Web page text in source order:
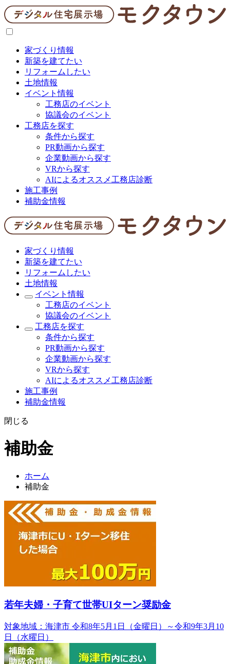
家づくり情報
新築を建てたい
リフォームしたい
土地情報
イベント情報
工務店のイベント
協議会のイベント
工務店を探す
条件から探す
PR動画から探す
企業動画から探す
VRから探す
AIによるオススメ工務店診断
施工事例
補助金情報
家づくり情報
新築を建てたい
リフォームしたい
土地情報
イベント情報
工務店のイベント
協議会のイベント
工務店を探す
条件から探す
PR動画から探す
企業動画から探す
VRから探す
AIによるオススメ工務店診断
施工事例
補助金情報
閉じる
補助金
ホーム
補助金
若年夫婦・子育て世帯UIターン奨励金
対象地域：海津市 令和8年5月1日（金曜日）～令和9年3月10
日（水曜日）